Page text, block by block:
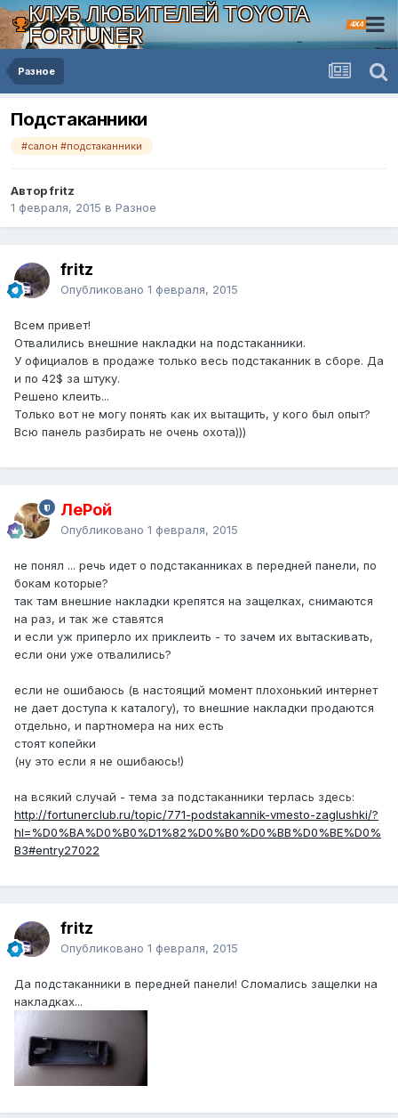
КЛУБ ЛЮБИТЕЛЕЙ TOYOTA
FORTUNER
4X4
Разное
Подстаканники
#салон #подстаканники
Автор fritz
1 февраля, 2015 в Разное
fritz
Опубликовано 1 февраля, 2015
Всем привет!
Отвалились внешние накладки на подстаканники.
У официалов в продаже только весь подстаканник в сборе. Да
и по 42$ за штуку.
Решено клеить...
Только вот не могу понять как их вытащить, у кого был опыт?
Всю панель разбирать не очень охота)))
ЛеРой
Опубликовано 1 февраля, 2015
не понял ... речь идет о подстаканниках в передней панели, по
бокам которые?
так там внешние накладки крепятся на защелках, снимаются
на раз, и так же ставятся
и если уж приперло их приклеить - то зачем их вытаскивать,
если они уже отвалились?
если не ошибаюсь (в настоящий момент плохонький интернет
не дает доступа к каталогу), то внешние накладки продаются
отдельно, и партномера на них есть
стоят копейки
(ну это если я не ошибаюсь!)
на всякий случай - тема за подстаканники терлась здесь:
http://fortunerclub.ru/topic/771-podstakannik-vmesto-zaglushki/?
hl=%D0%BA%D0%B0%D1%82%D0%B0%D0%BB%D0%BE%D0%
B3#entry27022
fritz
Опубликовано 1 февраля, 2015
Да подстаканники в передней панели! Сломались защелки на
накладках...